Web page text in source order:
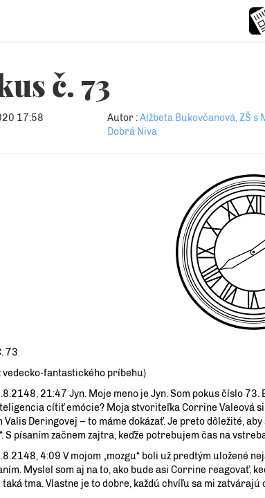
č. 73
17:58
Autor :Alžbeta Bukovčanová, ZŠ s
Dobrá Niva
73
vedecko-fantastického príbehu)
21:47 Jyn. Moje meno je Jyn. Som pokus číslo
cítiť emócie? Moja stvoriteľka Corrine Valeová
Valis Deringovej – to máme dokázať. Je preto dôležité,
S písaním začnem zajtra, keďže potrebujem čas na
4:09 V mojom „mozgu“ boli už predtým uložené
Myslel som aj na to, ako bude asi Corrine reagovať,
taká tma. Vlastne je to dobre, každú chvíľu sa mi zatvárajú